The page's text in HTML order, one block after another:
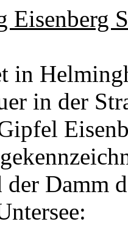
Eisenberg
in
in der
Damm